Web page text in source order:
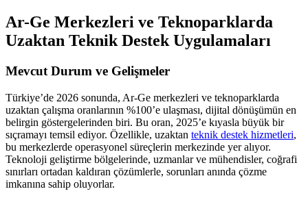
Ar-Ge Merkezleri ve Teknoparklarda
Uzaktan Teknik Destek Uygulamaları
Mevcut Durum ve Gelişmeler
Türkiye’de 2026 sonunda, Ar-Ge merkezleri ve teknoparklarda
uzaktan çalışma oranlarının %100’e ulaşması, dijital dönüşümün en
belirgin göstergelerinden biri. Bu oran, 2025’e kıyasla büyük bir
sıçramayı temsil ediyor. Özellikle, uzaktan teknik destek hizmetleri,
bu merkezlerde operasyonel süreçlerin merkezinde yer alıyor.
Teknoloji geliştirme bölgelerinde, uzmanlar ve mühendisler, coğrafi
sınırları ortadan kaldıran çözümlerle, sorunları anında çözme
imkanına sahip oluyorlar.